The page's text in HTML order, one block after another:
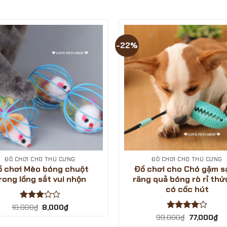
ĐỒ CHƠI CHO THÚ CƯNG
chơi Mèo bóng chuột
lồng sắt vui nhộn
Được
10,000₫ Giá
gốc
8,000₫Giá
-22%
ĐỒ CHƠI CHO THÚ CƯNG
Đồ chơi cho Chó gặm
răng quả bóng rò rỉ
có cốc hút
Được
99,000₫ Giá
gốc
77,000₫Giá
hiện